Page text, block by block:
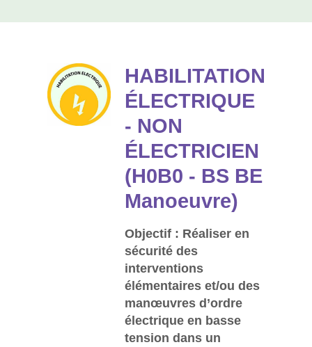
HABILITATION
ÉLECTRIQUE
- NON
ÉLECTRICIEN
(H0B0 - BS BE
Manoeuvre)
Objectif : Réaliser en
sécurité des
interventions
élémentaires et/ou des
manœuvres d’ordre
électrique en basse
tension dans un